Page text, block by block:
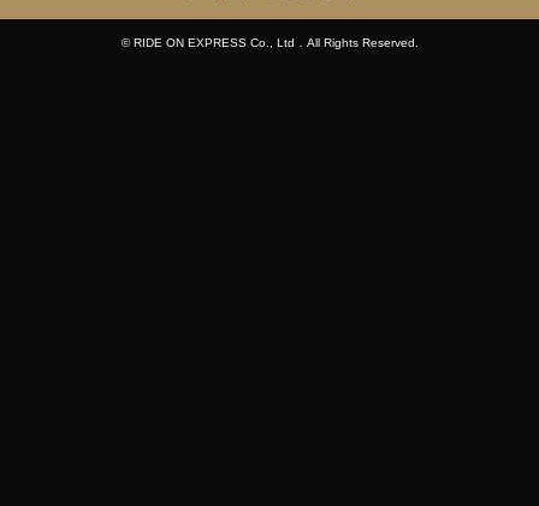
© RIDE ON EXPRESS Co., Ltd．All Rights Reserved.